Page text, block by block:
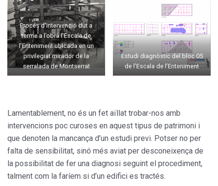
Procés d’intervenció dut a
terme a l’obra l’Escala de
l’Enteniment ubicada en un
privilegiat mirador de la
serralada de Montserrat
Estudi diagnòstic del bloc 05
de l’Escala de l’Enteniment
Lamentablement, no és un fet aïllat trobar-nos amb
intervencions poc curoses en aquest tipus de patrimoni i
que denoten la mancança d’un estudi previ. Potser no per
falta de sensibilitat, sinó més aviat per desconeixença de
la possibilitat de fer una diagnosi seguint el procediment,
talment com la faríem si d’un edifici es tractés.